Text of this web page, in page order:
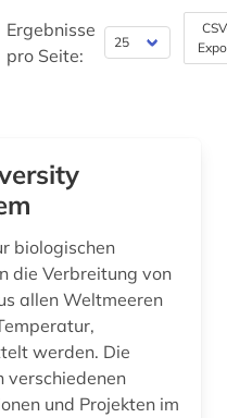
Theologie und Religionswissenschaften (0)
wasserverschmutzung (1)
Ergebnisse
pro Seite:
biologischen
die Verbreitung von
allen Weltmeeren
werden. Die
verschiedenen
und Projekten im